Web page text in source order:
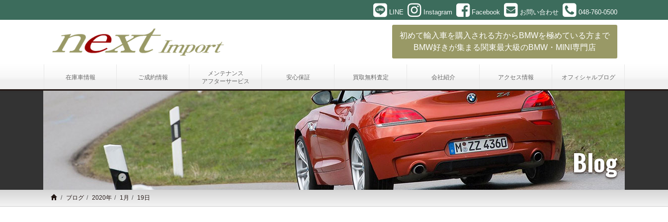
LINE Instagram Facebook お問い合わせ 048-760-0500
初めて輸入車を購入される方からBMWを極めている方まで
BMW好きが集まる関東最大級のBMW・MINI専門店
在庫車情報 ご成約情報
メンテナンス
アフターサービス
安心保証 買取無料査定 会社紹介 アクセス情報 オフィシャルブログ
Blog
ブログ 2020年 1月 19日